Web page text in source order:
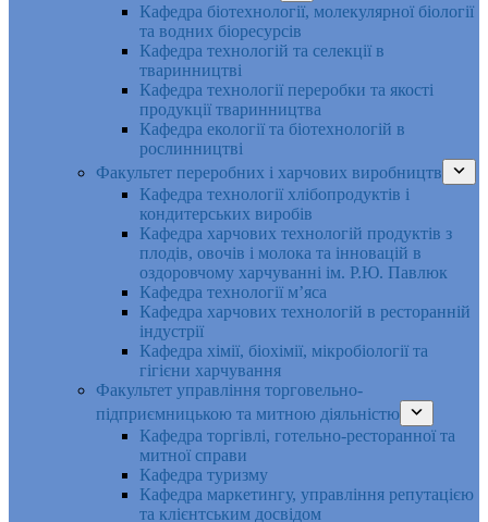
Кафедра біотехнології, молекулярної біології
та водних біоресурсів
Кафедра технологій та селекції в
тваринництві
Кафедра технології переробки та якості
продукції тваринництва
Кафедра екології та біотехнологій в
рослинництві
Факультет переробних і харчових виробництв
Кафедра технології хлібопродуктів і
кондитерських виробів
Кафедра харчових технологій продуктів з
плодів, овочів і молока та інновацій в
оздоровчому харчуванні ім. Р.Ю. Павлюк
Кафедра технології м’яса
Кафедра харчових технологій в ресторанній
індустрії
Кафедра хімії, біохімії, мікробіології та
гігієни харчування
Факультет управління торговельно-
підприємницькою та митною діяльністю
Кафедра торгівлі, готельно-ресторанної та
митної справи
Кафедра туризму
Кафедра маркетингу, управління репутацією
та клієнтським досвідом